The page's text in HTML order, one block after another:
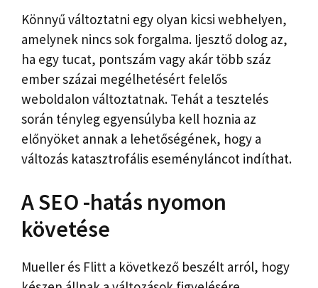
Könnyű változtatni egy olyan kicsi webhelyen,
amelynek nincs sok forgalma. Ijesztő dolog az,
ha egy tucat, pontszám vagy akár több száz
ember százai megélhetésért felelős
weboldalon változtatnak. Tehát a tesztelés
során tényleg egyensúlyba kell hoznia az
előnyöket annak a lehetőségének, hogy a
változás katasztrofális eseményláncot indíthat.
A SEO -hatás nyomon
követése
Mueller és Flitt a következő beszélt arról, hogy